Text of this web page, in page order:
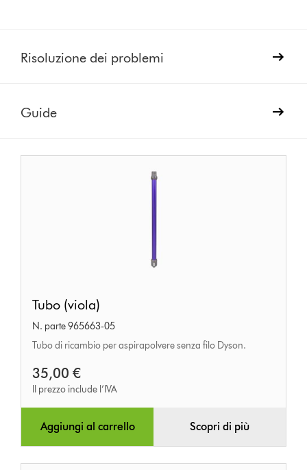
Risoluzione dei problemi
Guide
(viola)
Tubo (viola)
N. parte 965663-05
Tubo di ricambio per aspirapolvere senza filo Dyson.
35,00 €
Il prezzo include l’IVA
Aggiungi al carrello Scopri di più